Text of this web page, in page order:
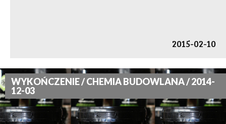
2015-02-10
WYKOŃCZENIE / CHEMIA BUDOWLANA / 2014-
12-03